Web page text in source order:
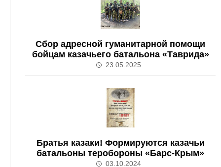
Сбор адресной гуманитарной помощи
бойцам казачьего батальона «Таврида»
23.05.2025
Братья казаки! Формируются казачьи
батальоны теробороны «Барс-Крым»
03.10.2024